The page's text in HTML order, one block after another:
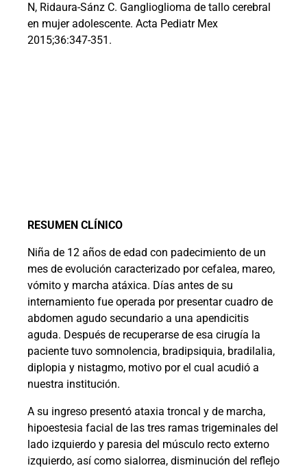
N, Ridaura-Sánz C. Ganglioglioma de tallo cerebral
en mujer adolescente. Acta Pediatr Mex
2015;36:347-351.
RESUMEN CLÍNICO
Niña de 12 años de edad con padecimiento de un
mes de evolución caracterizado por cefalea, mareo,
vómito y marcha atáxica. Días antes de su
internamiento fue operada por presentar cuadro de
abdomen agudo secundario a una apendicitis
aguda. Después de recuperarse de esa cirugía la
paciente tuvo somnolencia, bradipsiquia, bradilalia,
diplopia y nistagmo, motivo por el cual acudió a
nuestra institución.
A su ingreso presentó ataxia troncal y de marcha,
hipoestesia facial de las tres ramas trigeminales del
lado izquierdo y paresia del músculo recto externo
izquierdo, así como sialorrea, disminución del reflejo